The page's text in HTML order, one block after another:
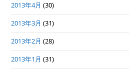
2013年4月 (30)
2013年3月 (31)
2013年2月 (28)
2013年1月 (31)